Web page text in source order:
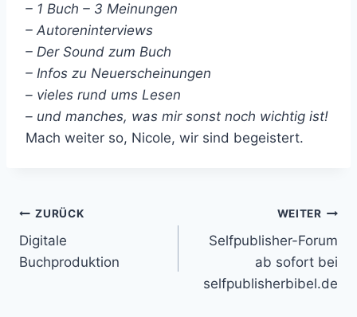
– 1 Buch – 3 Meinungen
– Autoreninterviews
– Der Sound zum Buch
– Infos zu Neuerscheinungen
– vieles rund ums Lesen
– und manches, was mir sonst noch wichtig ist!
Mach weiter so, Nicole, wir sind begeistert.
Beitragsnavigation
ZURÜCK
Digitale
Buchproduktion
WEITER
Selfpublisher-Forum
ab sofort bei
selfpublisherbibel.de